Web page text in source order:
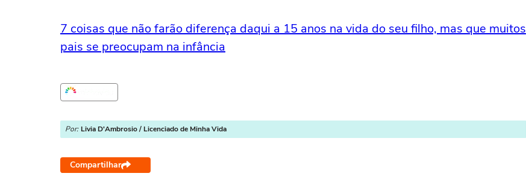
7 coisas que não farão diferença daqui a 15 anos na vida do seu filho, mas que muitos
pais se preocupam na infância
Por: Livia D'Ambrosio / Licenciado de Minha Vida
Compartilhar